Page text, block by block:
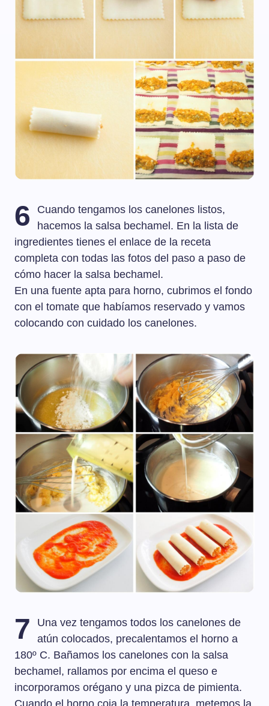
6
Cuando tengamos los canelones listos,
hacemos la salsa bechamel. En la lista de
ingredientes tienes el enlace de la receta
completa con todas las fotos del paso a paso de
cómo hacer la salsa bechamel.
En una fuente apta para horno, cubrimos el fondo
con el tomate que habíamos reservado y vamos
colocando con cuidado los canelones.
7
Una vez tengamos todos los canelones de
atún colocados, precalentamos el horno a
180º C. Bañamos los canelones con la salsa
bechamel, rallamos por encima el queso e
incorporamos orégano y una pizca de pimienta.